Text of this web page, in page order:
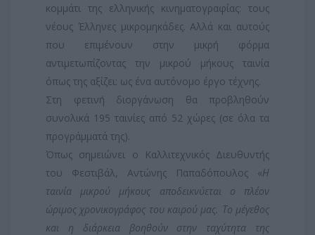
κομμάτι της ελληνικής κινηματογραφίας: τους
νέους Έλληνες μικρομηκάδες. Αλλά και αυτούς
που επιμένουν στην μικρή φόρμα
αντιμετωπίζοντας την μικρού μήκους ταινία
όπως της αξίζει: ως ένα αυτόνομο έργο τέχνης.
Στη φετινή διοργάνωση θα προβληθούν
συνολικά 195 ταινίες από 52 χώρες (σε όλα τα
προγράμματά της).
Όπως σημειώνει ο Καλλιτεχνικός Διευθυντής
του Φεστιβάλ, Αντώνης Παπαδόπουλος «Η
ταινία μικρού μήκους αποδεικνύεται ο πλέον
ώριμος χρονικογράφος του καιρού μας. Το μέγεθος
και η διάρκεια βοηθούν στην ταχύτητα της